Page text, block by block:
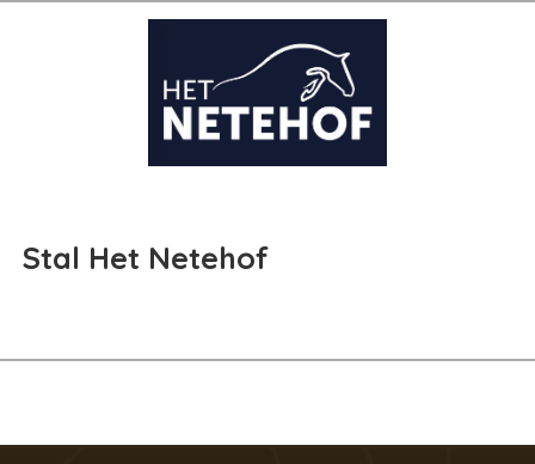
Stal Het Netehof